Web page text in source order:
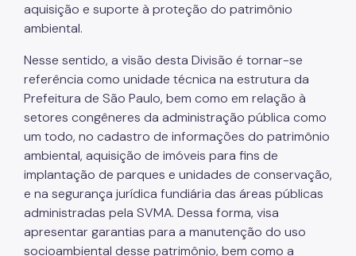
aquisição e suporte à proteção do patrimônio
ambiental.
Nesse sentido, a visão desta Divisão é tornar-se
referência como unidade técnica na estrutura da
Prefeitura de São Paulo, bem como em relação à
setores congêneres da administração pública como
um todo, no cadastro de informações do patrimônio
ambiental, aquisição de imóveis para fins de
implantação de parques e unidades de conservação,
e na segurança jurídica fundiária das áreas públicas
administradas pela SVMA. Dessa forma, visa
apresentar garantias para a manutenção do uso
socioambiental desse patrimônio, bem como a